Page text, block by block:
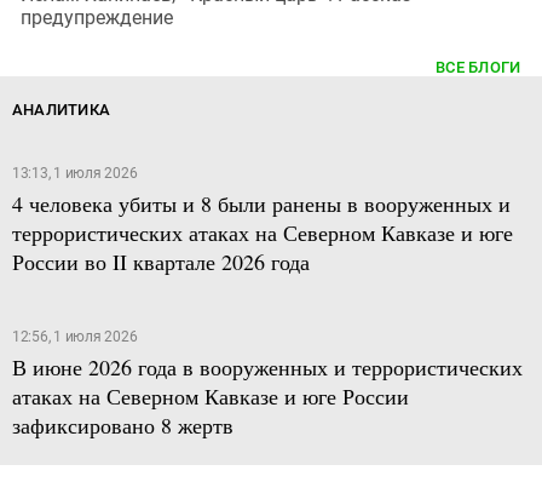
предупреждение
ВСЕ БЛОГИ
АНАЛИТИКА
13:13, 1 июля 2026
4 человека убиты и 8 были ранены в вооруженных и
террористических атаках на Северном Кавказе и юге
России во II квартале 2026 года
12:56, 1 июля 2026
В июне 2026 года в вооруженных и террористических
атаках на Северном Кавказе и юге России
зафиксировано 8 жертв